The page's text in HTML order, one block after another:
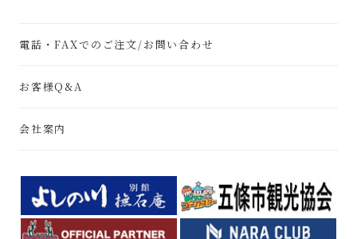
電話・FAXでのご注文/お問い合わせ
お客様Q&A
会社案内